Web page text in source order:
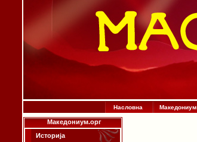
Насловна Македониум
Македониум.орг
Историја